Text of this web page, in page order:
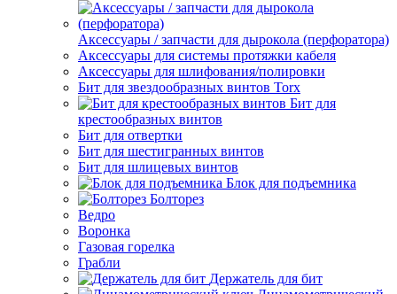
Аксессуары / запчасти для дырокола (перфоратора)
Аксессуары для системы протяжки кабеля
Аксессуары для шлифования/полировки
Бит для звездообразных винтов Torx
Бит для
крестообразных винтов
Бит для отвертки
Бит для шестигранных винтов
Бит для шлицевых винтов
Блок для подъемника
Болторез
Ведро
Воронка
Газовая горелка
Грабли
Держатель для бит